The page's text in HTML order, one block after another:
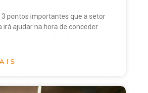
3 pontos importantes que a setor
irá ajudar na hora de conceder